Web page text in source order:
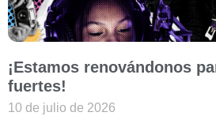
¡Estamos renovándonos
fuertes!
10 de julio de 2026